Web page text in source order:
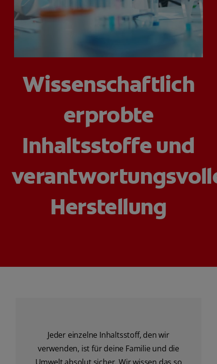
AT (DE)
Wissenschaftlich
erprobte
Inhaltsstoffe und
Herstellung
Jeder einzelne Inhaltsstoff, den wir
verwenden, ist für deine Familie und die